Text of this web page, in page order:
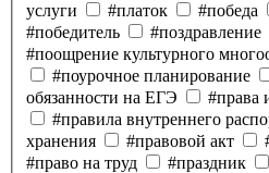
услуги
#платок #победа
#победитель
#поздравление
#поощрение культурного
#поурочное планирование
обязанности на ЕГЭ
#права
#правила внутреннего
хранения
#правовой акт
#право на труд
#праздник